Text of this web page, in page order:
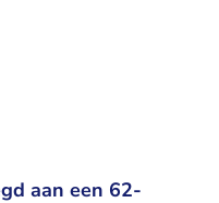
aan een 62-